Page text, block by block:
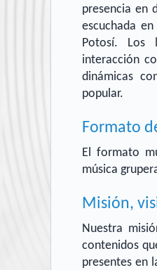
presencia en
escuchada
Potosí. Los
interacción
dinámicas
popular.
Formato
El formato
música
Misión,
Nuestra
contenidos
presentes en